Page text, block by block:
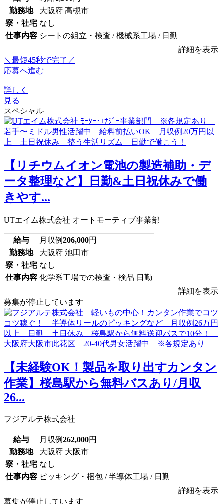
勤務地
大阪府 高槻市
寮・社宅 なし
仕事内容 シートの組立・検査 / 機械系工場 / 日勤
詳細を表示
＼最短45秒で完了／
応募へ進む
詳しく
見る
スペシャル
【リチウムイオン電池の製造補助・デ
ータ整理など】日勤&土日祝休みで働
きやす...
UTエイム株式会社 オートモーティブ事業部
給与 月収例206,000円
勤務地
大阪府 池田市
寮・社宅 なし
仕事内容 化学系工場での検査・検品 日勤
詳細を表示
募集が停止しています
【未経験OK！製品を取り出すカンタン
作業】桜島駅から無料バスあり/月収
26...
フジアルテ株式会社
給与 月収例262,000円
勤務地
大阪府 大阪市
寮・社宅 なし
仕事内容 ピッキング・梱包 / 半導体工場 / 日勤
詳細を表示
募集が停止しています